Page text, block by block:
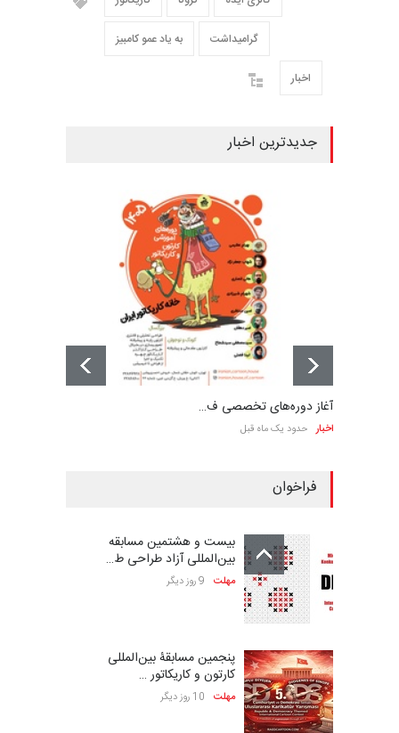
به یاد عمو کامبیز گرامیداشت
اخبار
جدیدترین اخبار
آغاز دوره‌های تخصصی ف…
اخبار حدود یک ماه قبل
فراخوان
بیست و هشتمین مسابقه
بین‌المللی آزاد طراحی ط…
مهلت 9 روز دیگر
پنجمین مسابقۀ بین‌المللی
کارتون و کاریکاتور …
مهلت 10 روز دیگر